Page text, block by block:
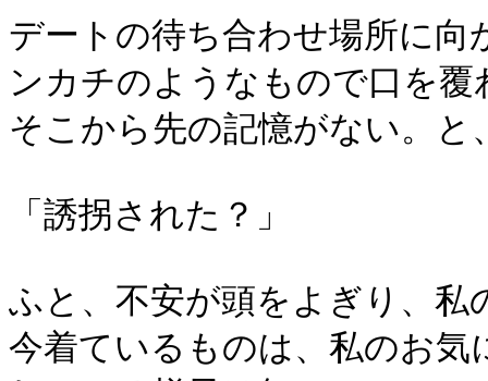
デートの待ち合わせ場所に
ンカチのようなもので口を覆
そこから先の記憶がない。と
「誘拐された？」
ふと、不安が頭をよぎり、私
今着ているものは、私のお